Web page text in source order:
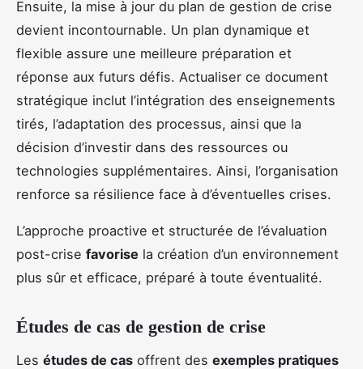
Ensuite, la mise à jour du plan de gestion de crise
devient incontournable. Un plan dynamique et
flexible assure une meilleure préparation et
réponse aux futurs défis. Actualiser ce document
stratégique inclut l’intégration des enseignements
tirés, l’adaptation des processus, ainsi que la
décision d’investir dans des ressources ou
technologies supplémentaires. Ainsi, l’organisation
renforce sa résilience face à d’éventuelles crises.
L’approche proactive et structurée de l’évaluation
post-crise favorise la création d’un environnement
plus sûr et efficace, préparé à toute éventualité.
Études de cas de gestion de crise
Les études de cas offrent des exemples pratiques